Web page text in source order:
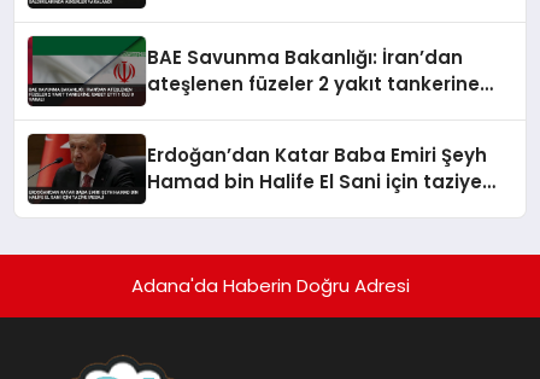
BAE Savunma Bakanlığı: İran’dan
ateşlenen füzeler 2 yakıt tankerine
Erdoğan’dan Katar Baba Emiri Şeyh
Hamad bin Halife El Sani için taziye
Adana'da Haberin Doğru Adresi